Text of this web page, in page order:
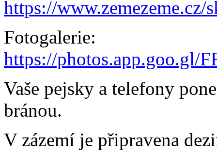
https://www.zemezeme.cz/
Fotogalerie:
https://photos.app.goo.gl/
Vaše pejsky a telefony
bránou.
V zázemí je připravena